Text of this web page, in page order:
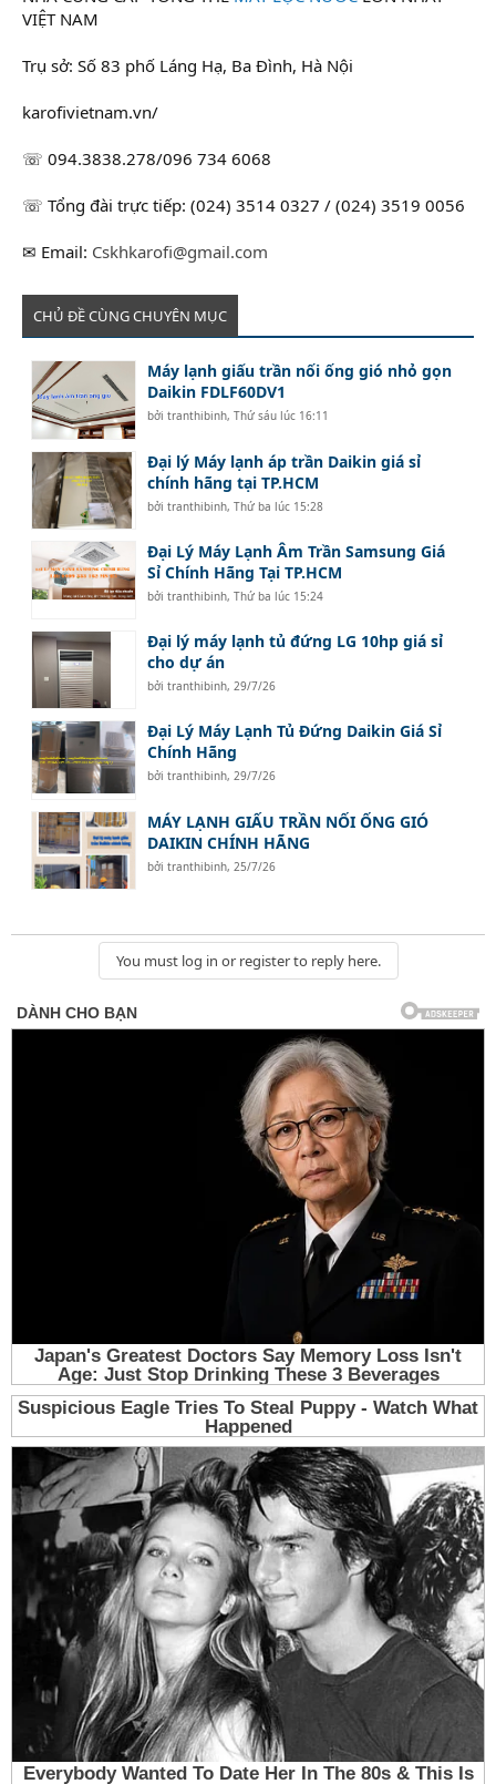
VIỆT NAM
Trụ sở: Số 83 phố Láng Hạ, Ba Đình, Hà Nội
karofivietnam.vn/
☏ 094.3838.278/096 734 6068
☏ Tổng đài trực tiếp: (024) 3514 0327 / (024) 3519 0056
✉ Email: Cskhkarofi@gmail.com
CHỦ ĐỀ CÙNG CHUYÊN MỤC
Máy lạnh giấu trần nối ống gió nhỏ gọn
Daikin FDLF60DV1
bởitranthibinh,Thứ sáu lúc 16:11
Đại lý Máy lạnh áp trần Daikin giá sỉ
chính hãng tại TP.HCM
bởitranthibinh,Thứ ba lúc 15:28
Đại Lý Máy Lạnh Âm Trần Samsung Giá
Sỉ Chính Hãng Tại TP.HCM
bởitranthibinh,Thứ ba lúc 15:24
Đại lý máy lạnh tủ đứng LG 10hp giá sỉ
cho dự án
bởitranthibinh,29/7/26
Đại Lý Máy Lạnh Tủ Đứng Daikin Giá Sỉ
Chính Hãng
bởitranthibinh,29/7/26
MÁY LẠNH GIẤU TRẦN NỐI ỐNG GIÓ
DAIKIN CHÍNH HÃNG
bởitranthibinh, 25/7/26
You must log in or register to reply here.